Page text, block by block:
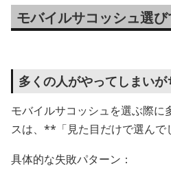
モバイルサコッシュ選
多くの人がやってしまいが
モバイルサコッシュを選ぶ際に
スは、**「見た目だけで選んで
具体的な失敗パターン：